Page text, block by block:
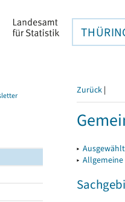
Zurück |
▸
▸